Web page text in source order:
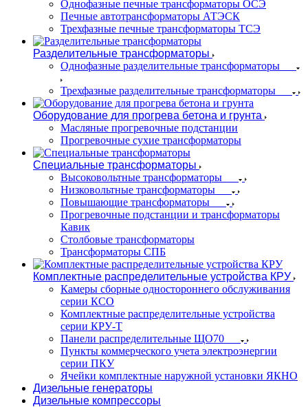
Однофазные печные трансформаторы ОСЭ
Печные автотрансформаторы АТЭСК
Трехфазные печные трансформаторы ТСЭ
Разделительные трансформаторы
Однофазные разделительные трансформаторы
Трехфазные разделительные трансформаторы
Оборудование для прогрева бетона и грунта
Масляные прогревочные подстанции
Прогревочные сухие трансформаторы
Специальные трансформаторы
Высоковольтные трансформаторы
Низковольтные трансформаторы
Повышающие трансформаторы
Прогревочные подстанции и трансформаторы
Кавик
Столбовые трансформаторы
Трансформаторы СПБ
Комплектные распределительные устройства КРУ
Камеры сборные одностороннего обслуживания
серии КСО
Комплектные распределительные устройства
серии КРУ-Т
Панели распределительные ЩО70
Пункты коммерческого учета электроэнергии
серии ПКУ
Ячейки комплектные наружной установки ЯКНО
Дизельные генераторы
Дизельные компрессоры